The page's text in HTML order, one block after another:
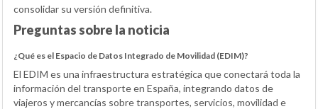
consolidar su versión definitiva.
Preguntas sobre la noticia
¿Qué es el Espacio de Datos Integrado de Movilidad (EDIM)?
El EDIM es una infraestructura estratégica que conectará toda la
información del transporte en España, integrando datos de
viajeros y mercancías sobre transportes, servicios, movilidad e